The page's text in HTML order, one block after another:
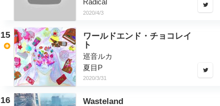
Radical
2020/4/3
15
ワールドエンド・チョコレイ
ト
巡音ルカ
夏目P
2020/3/31
16 Wasteland